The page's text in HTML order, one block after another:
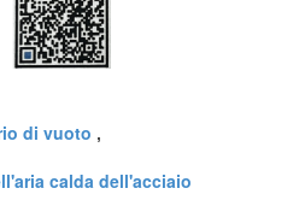
di vuoto ,
calda dell'acciaio